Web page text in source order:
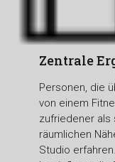
Zentrale
Personen, die
von einem
zufriedener als
räumlichen
Studio